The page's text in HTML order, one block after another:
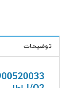
توضیحات